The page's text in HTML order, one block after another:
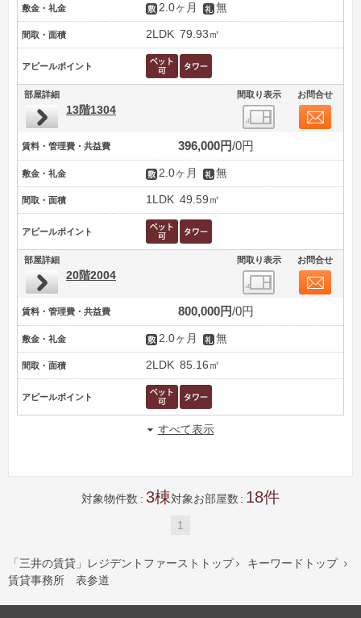
敷金・礼金 2.0ヶ月 無
間取・面積 2LDK 79.93㎡
アピールポイント
部屋詳細 間取り表示 お問合せ
13階1304
賃料・管理費・共益費 396,000円 0円
敷金・礼金 2.0ヶ月 無
間取・面積 1LDK 49.59㎡
アピールポイント
部屋詳細 間取り表示 お問合せ
20階2004
賃料・管理費・共益費 800,000円 0円
敷金・礼金 2.0ヶ月 無
間取・面積 2LDK 85.16㎡
アピールポイント
すべて表示
対象物件数 3 対象お部屋数 18
1
「三井の賃貸」レジデントファーストトップ  キーワードトップ 
賃貸事務所 表参道